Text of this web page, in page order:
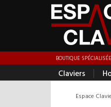
BOUTIQUE
Claviers |
Espace